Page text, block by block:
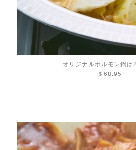
オリジナルホルモン鍋は
＄68.95